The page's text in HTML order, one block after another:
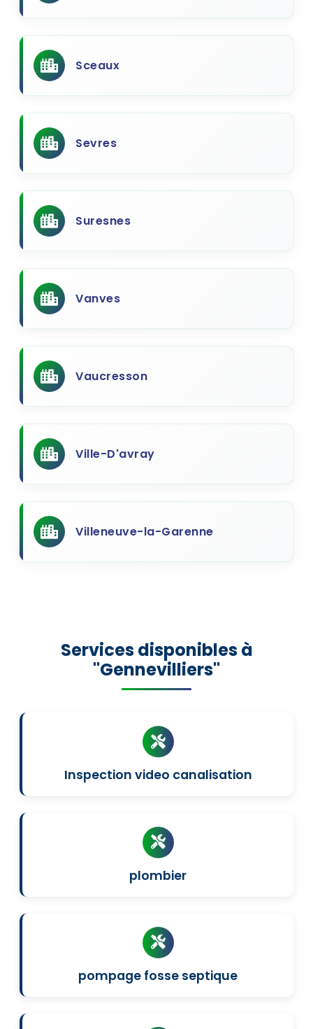
Sceaux
Sevres
Suresnes
Vanves
Vaucresson
Ville-D'avray
Villeneuve-la-Garenne
Services disponibles à
"Gennevilliers"
Inspection video canalisation
plombier
pompage fosse septique